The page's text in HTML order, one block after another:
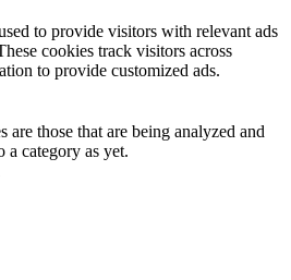
to provide visitors with relevant ads
cookies track visitors across
to provide customized ads.
are those that are being analyzed and
a category as yet.